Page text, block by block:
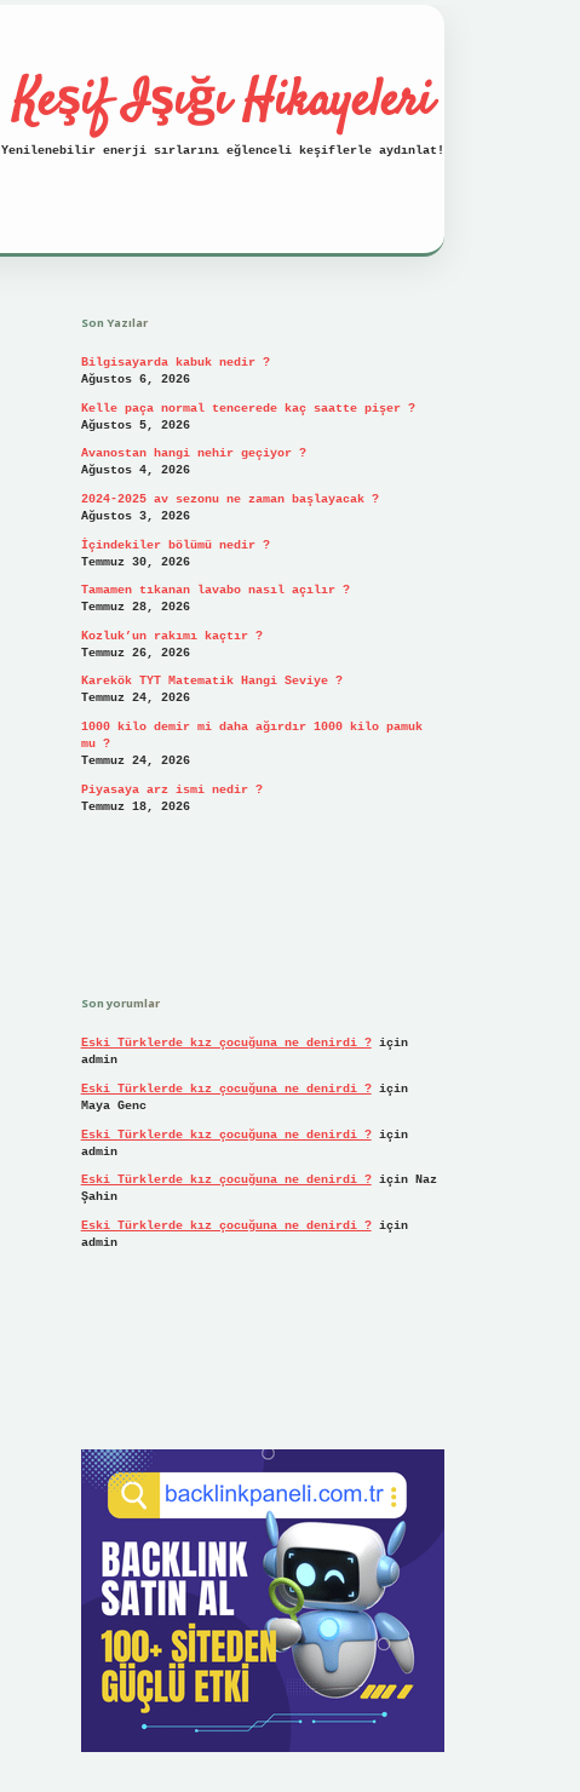
Keşif Işığı Hikayeleri
Yenilenebilir enerji sırlarını eğlenceli keşiflerle aydınlat!
Son Yazılar
Bilgisayarda kabuk nedir ?
Ağustos 6, 2026
Kelle paça normal tencerede kaç saatte pişer ?
Ağustos 5, 2026
Avanostan hangi nehir geçiyor ?
Ağustos 4, 2026
2024-2025 av sezonu ne zaman başlayacak ?
Ağustos 3, 2026
İçindekiler bölümü nedir ?
Temmuz 30, 2026
Tamamen tıkanan lavabo nasıl açılır ?
Temmuz 28, 2026
Kozluk’un rakımı kaçtır ?
Temmuz 26, 2026
Karekök TYT Matematik Hangi Seviye ?
Temmuz 24, 2026
1000 kilo demir mi daha ağırdır 1000 kilo pamuk
mu ?
Temmuz 24, 2026
Piyasaya arz ismi nedir ?
Temmuz 18, 2026
Son yorumlar
Eski Türklerde kız çocuğuna ne denirdi ?için
admin
Eski Türklerde kız çocuğuna ne denirdi ?için
Maya Genc
Eski Türklerde kız çocuğuna ne denirdi ?için
admin
Eski Türklerde kız çocuğuna ne denirdi ?için Naz
Şahin
Eski Türklerde kız çocuğuna ne denirdi ?için
admin